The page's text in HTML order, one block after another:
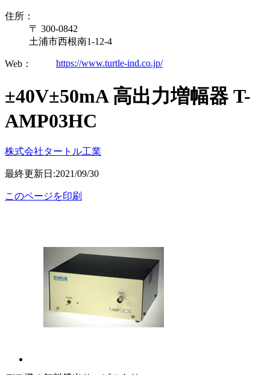
住所：
〒 300-0842
土浦市西根南1-12-4
Web： https://www.turtle-ind.co.jp/
±40V±50mA 高出力増幅器 T-
AMP03HC
株式会社タートル工業
最終更新日:2021/09/30
このページを印刷